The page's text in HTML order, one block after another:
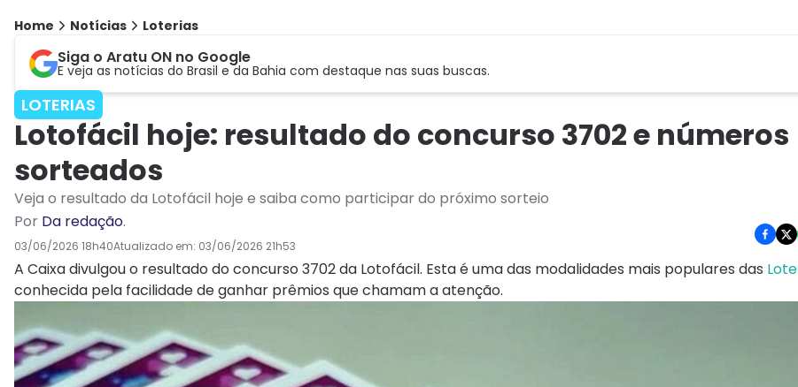
Home Notícias Loterias
Siga o Aratu ON no Google
E veja as notícias do Brasil e da Bahia com destaque nas suas buscas.
LOTERIAS
Lotofácil hoje: resultado do concurso 3702 e números
sorteados
Veja o resultado da Lotofácil hoje e saiba como participar do próximo sorteio
Por Da redação.
03/06/2026 18h40Atualizado em: 03/06/2026 21h53
A Caixa divulgou o resultado do concurso 3702 da Lotofácil. Esta é uma das modalidades mais populares das
conhecida pela facilidade de ganhar prêmios que chamam a atenção.